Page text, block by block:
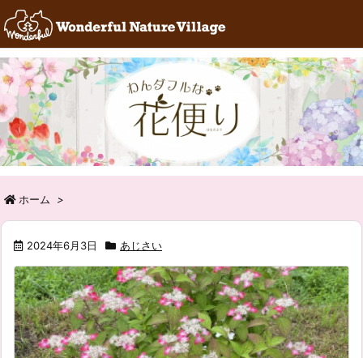
RSS Feedly
ホーム >
2024年6月3日 あじさい